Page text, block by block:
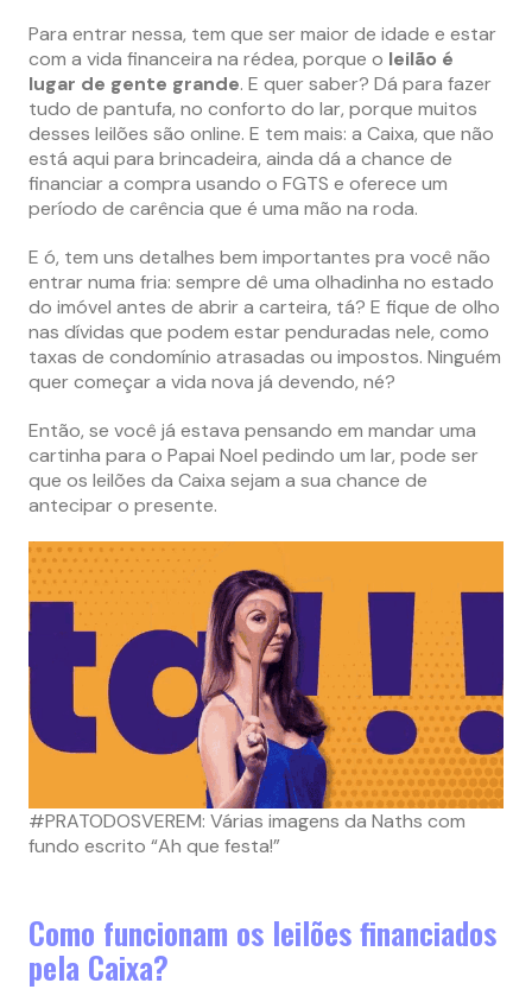
Para entrar nessa, tem que ser maior de idade e estar
com a vida financeira na rédea, porque o leilão é
lugar de gente grande. E quer saber? Dá para fazer
tudo de pantufa, no conforto do lar, porque muitos
desses leilões são online​​​​​​. E tem mais: a Caixa, que não
está aqui para brincadeira, ainda dá a chance de
financiar a compra usando o FGTS e oferece um
período de carência que é uma mão na roda​​.
E ó, tem uns detalhes bem importantes pra você não
entrar numa fria: sempre dê uma olhadinha no estado
do imóvel antes de abrir a carteira, tá? E fique de olho
nas dívidas que podem estar penduradas nele, como
taxas de condomínio atrasadas ou impostos. Ninguém
quer começar a vida nova já devendo, né?
Então, se você já estava pensando em mandar uma
cartinha para o Papai Noel pedindo um lar, pode ser
que os leilões da Caixa sejam a sua chance de
antecipar o presente.
#PRATODOSVEREM: Várias imagens da Naths com
fundo escrito “Ah que festa!”
Como funcionam os leilões financiados
pela Caixa?